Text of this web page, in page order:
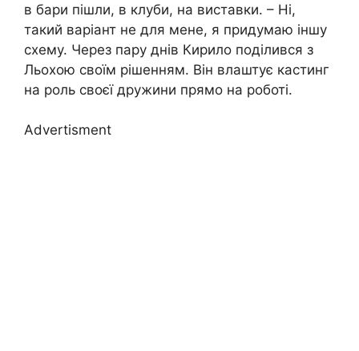
в бари пішли, в клуби, на виставки. – Ні,
такий варіант не для мене, я придумаю іншу
схему. Через пару днів Кирило поділився з
Льохою своїм рішенням. Він влаштує кастинг
на роль своєї дружини прямо на роботі.
Advertisment